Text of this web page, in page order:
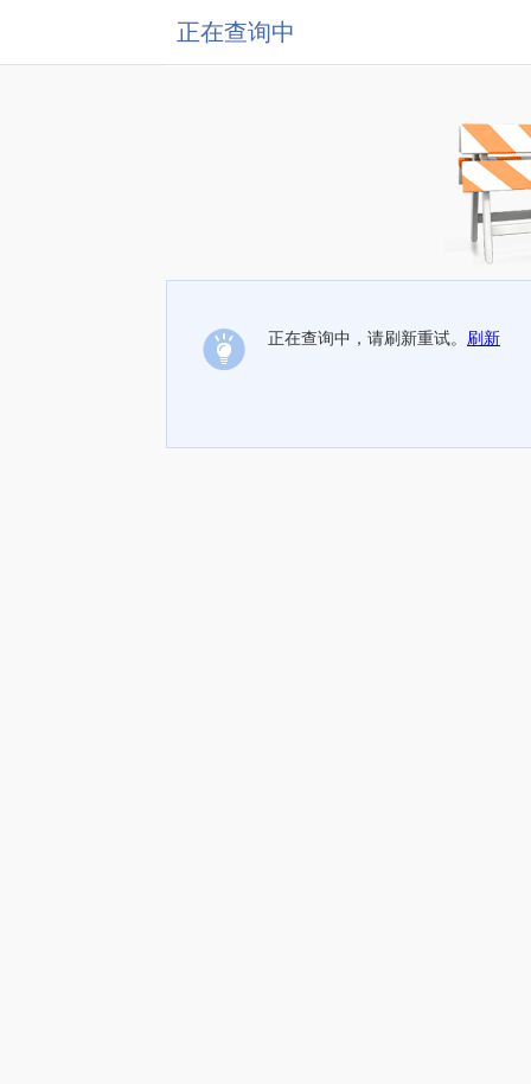
正在查询中
正在查询中，请刷新重试。 刷新